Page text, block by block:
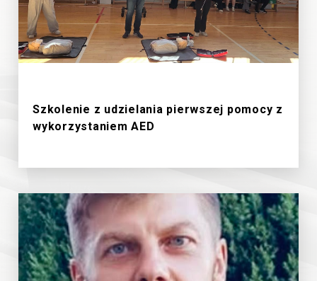
Szkolenie z udzielania pierwszej pomocy z
wykorzystaniem AED